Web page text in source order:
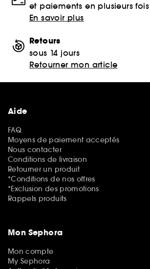
et paiements en plusieurs fois
En savoir plus
Retours
sous 14 jours
Retourner mon article
Aide
FAQ
Moyens de paiement acceptés
Nous contacter
Conditions de livraison
Retourner un produit
*Conditions de nos offres
*Exclusion des promotions
Rappels produits
Mon Sephora
Mon compte
My Sephora